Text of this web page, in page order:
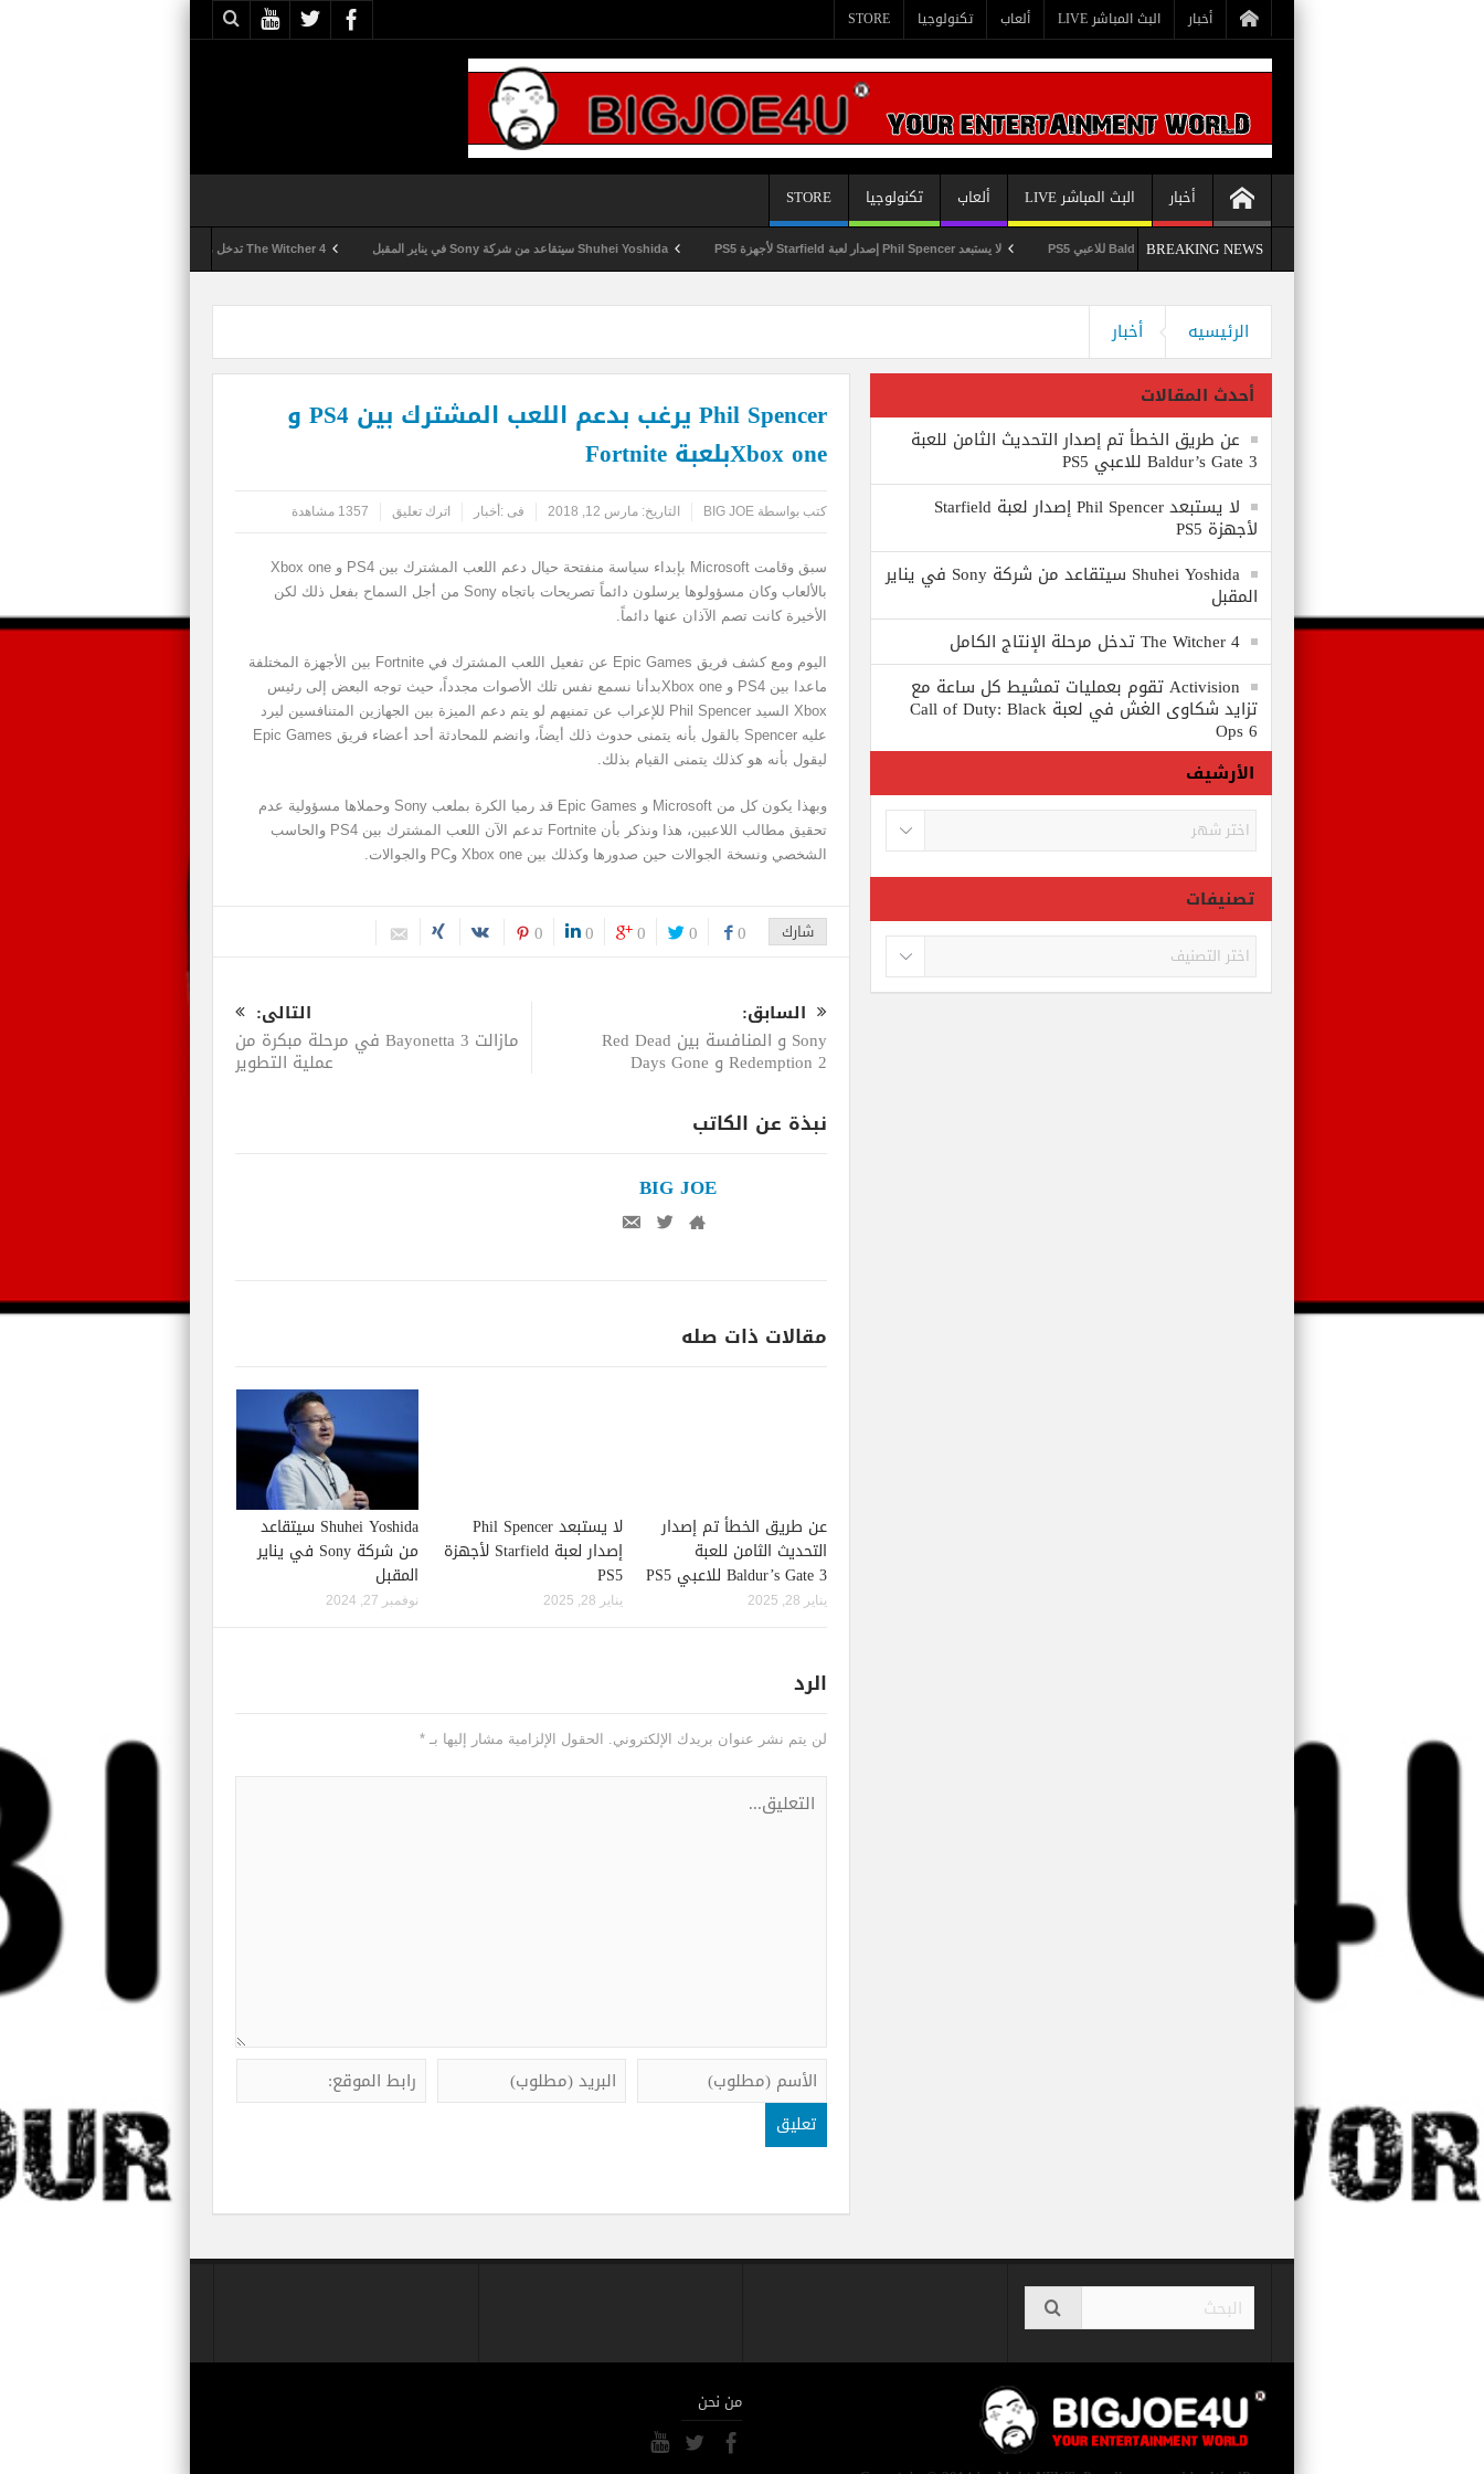
أخبار البث المباشر LIVE ألعاب تكنولوجيا STORE
أخبار البث المباشر LIVE ألعاب تكنولوجيا
STORE
BREAKING NEWSعن طريق الخطأ تم إصدار التحديث الثامن للعبة Baldur’s Gate 3 للاعبي PS5 لا يستبعد Phil Spencer إصدار لعبة Starfield لأجهزة PS5 Shuhei Yoshida سيتقاعد من شركة Sony في يناير المقبل The Witcher 4 تدخل مرحلة الإنتاج الكامل
الرئيسيه أخبار
Phil Spencer يرغب بدعم اللعب المشترك بين PS4 و
Xbox oneبلعبة Fortnite
كتب بواسطة BIG JOE التاريخ: مارس 12, 2018 فى : أخبار اترك تعليق 1357 مشاهدة
سبق وقامت Microsoft بإبداء سياسة منفتحة حيال دعم اللعب المشترك بين PS4 و Xbox one
بالألعاب وكان مسؤولوها يرسلون دائماً تصريحات باتجاه Sony من أجل السماح بفعل ذلك لكن
الأخيرة كانت تصم الآذان عنها دائماً.
اليوم ومع كشف فريق Epic Games عن تفعيل اللعب المشترك في Fortnite بين الأجهزة المختلفة
ماعدا بين PS4 و Xbox oneبدأنا نسمع نفس تلك الأصوات مجدداً، حيث توجه البعض إلى رئيس
Xbox السيد Phil Spencer للإعراب عن تمنيهم لو يتم دعم الميزة بين الجهازين المتنافسين ليرد
عليه Spencer بالقول بأنه يتمنى حدوث ذلك أيضاً، وانضم للمحادثة أحد أعضاء فريق Epic Games
ليقول بأنه هو كذلك يتمنى القيام بذلك.
وبهذا يكون كل من Microsoft و Epic Games قد رميا الكرة بملعب Sony وحملاها مسؤولية عدم
تحقيق مطالب اللاعبين، هذا ونذكر بأن Fortnite تدعم الآن اللعب المشترك بين PS4 والحاسب
الشخصي ونسخة الجوالات حين صدورها وكذلك بين Xbox one وPC والجوالات.
شارك 0
0
0
0
0
السابق:
Sony و المنافسة بين Red Dead
Redemption 2 و Days Gone
التالى:
مازالت Bayonetta 3 في مرحلة مبكرة من
عملية التطوير
نبذة عن الكاتب
BIG JOE
مقالات ذات صله
عن طريق الخطأ تم إصدار
التحديث الثامن للعبة
Baldur’s Gate 3 للاعبي PS5
يناير 28, 2025
لا يستبعد Phil Spencer
إصدار لعبة Starfield لأجهزة
PS5
يناير 28, 2025
Shuhei Yoshida سيتقاعد
من شركة Sony في يناير
المقبل
نوفمبر 27, 2024
الرد
لن يتم نشر عنوان بريدك الإلكتروني. الحقول الإلزامية مشار إليها بـ *
أحدث المقالات
عن طريق الخطأ تم إصدار التحديث الثامن للعبة
Baldur’s Gate 3 للاعبي PS5
لا يستبعد Phil Spencer إصدار لعبة Starfield
لأجهزة PS5
Shuhei Yoshida سيتقاعد من شركة Sony في يناير
المقبل
The Witcher 4 تدخل مرحلة الإنتاج الكامل
Activision تقوم بعمليات تمشيط كل ساعة مع
تزايد شكاوى الغش في لعبة Call of Duty: Black
Ops 6
الأرشيف
الأرشيف
تصنيفات
تصنيفات
من نحن